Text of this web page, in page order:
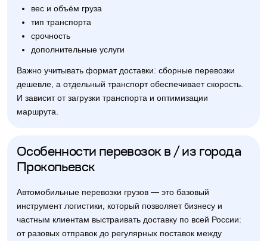
вес и объём груза
тип транспорта
срочность
дополнительные услуги
Важно учитывать формат доставки: сборные перевозки
дешевле, а отдельный транспорт обеспечивает скорость.
И зависит от загрузки транспорта и оптимизации
маршрута.
Особенности перевозок в / из города
Прокопьевск
Автомобильные перевозки грузов — это базовый
инструмент логистики, который позволяет бизнесу и
частным клиентам выстраивать доставку по всей России:
от разовых отправок до регулярных поставок между